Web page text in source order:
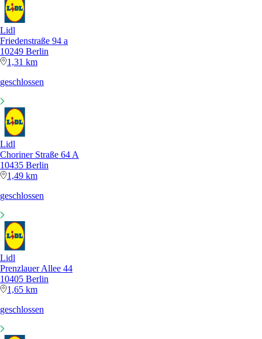
Lidl
Friedenstraße 94 a
10249 Berlin
1,31 km
geschlossen
Lidl
Choriner Straße 64 A
10435 Berlin
1,49 km
geschlossen
Lidl
Prenzlauer Allee 44
10405 Berlin
1,65 km
geschlossen